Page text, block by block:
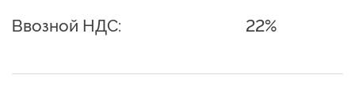
Ввозной НДС: 22%